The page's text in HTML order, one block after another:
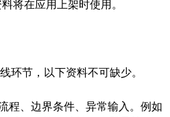
将在应用上架时使用。
环节，以下资料不可缺少。
程、边界条件、异常输入。例如